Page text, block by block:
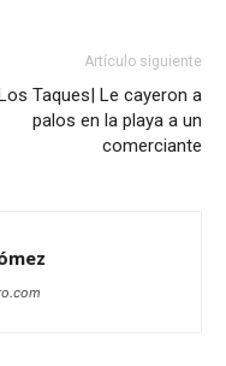
Artículo siguiente
Taques| Le cayeron a
palos en la playa a un
comerciante